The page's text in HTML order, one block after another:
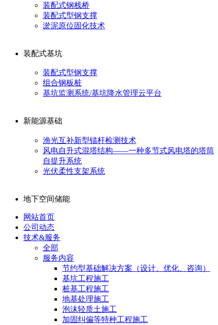
装配式钢栈桥
装配式型钢支撑
淤泥原位固化技术
装配式基坑
装配式型钢支撑
组合钢板桩
基坑监测系统/基坑降水管理云平台
新能源基础
渔光互补新型锚杆检测技术
风电自升式混塔结构——一种多节式风电塔的塔筒
自提升系统
光伏柔性支架系统
地下空间储能
网站首页
公司动态
技术&服务
全部
服务内容
节约型基础解决方案（设计、优化、咨询）
基坑工程施工
桩基工程施工
地基处理施工
泡沫轻质土施工
加固纠偏等特种工程施工